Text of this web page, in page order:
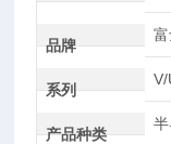
品牌
系列
V/
产品种类